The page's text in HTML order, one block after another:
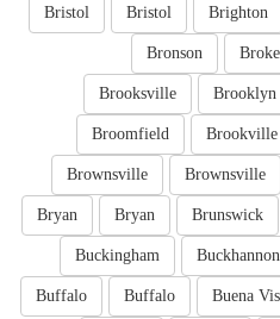
Brighton
Bristol
Bristol
Bronson
Brooklyn
Brooksville
Brookville
Broomfield
Brownsville
Brownsville
Brunswick
Bryan
Bryan
Buckhannon
Buckingham
Buena
Buffalo
Buffalo